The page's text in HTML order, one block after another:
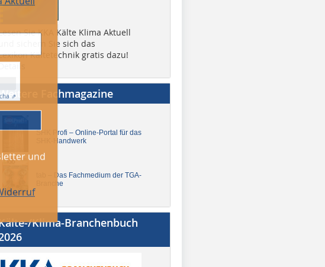
Sie KKA Kälte Klima Aktuell
und sichern Sie sich das
Kältetechnik gratis dazu!
Fachmagazine
SHK Profi – Online-Portal für das
SHK-Handwerk
tab – Das Fachmedium der TGA-
Branche
Klima-Branchenbuch